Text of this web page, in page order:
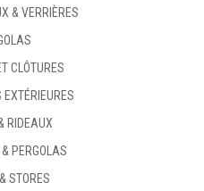
& VERRIÈRES
CLÔTURES
EXTÉRIEURES
RIDEAUX
PERGOLAS
STORES